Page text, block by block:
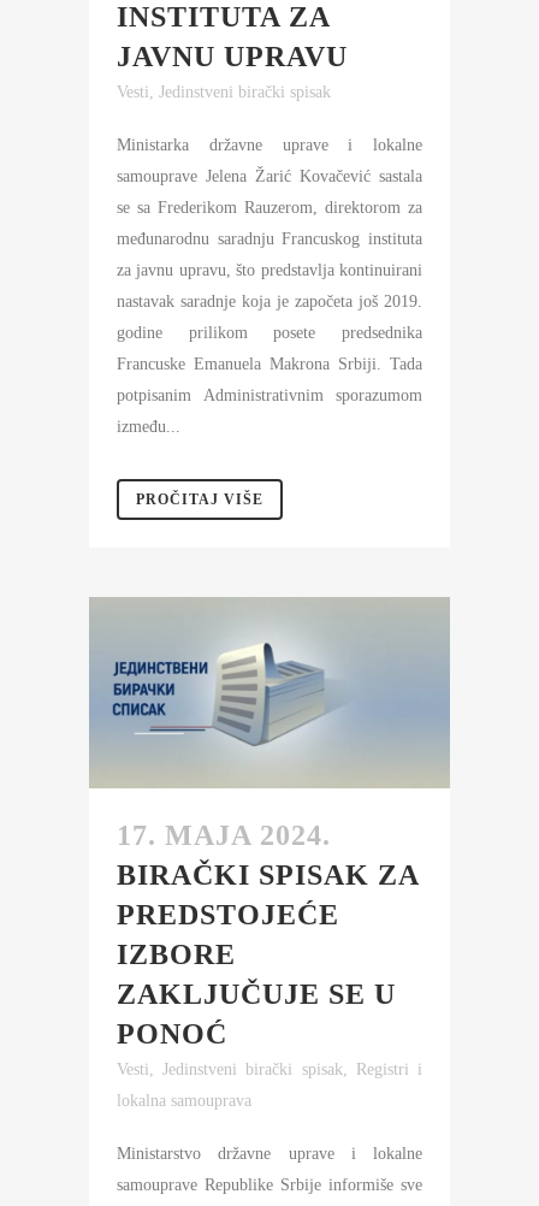
INSTITUTA ZA
JAVNU UPRAVU
Vesti, Jedinstveni birački spisak
Ministarka državne uprave i lokalne
samouprave Jelena Žarić Kovačević sastala
se sa Frederikom Rauzerom, direktorom za
međunarodnu saradnju Francuskog instituta
za javnu upravu, što predstavlja kontinuirani
nastavak saradnje koja je započeta još 2019.
godine prilikom posete predsednika
Francuske Emanuela Makrona Srbiji. Tada
potpisanim Administrativnim sporazumom
između...
PROČITAJ VIŠE
17. MAJA 2024.
BIRAČKI SPISAK ZA
PREDSTOJEĆE
IZBORE
ZAKLJUČUJE SE U
PONOĆ
Vesti,Jedinstveni birački spisak,
Registri i
lokalna samouprava
Ministarstvo državne uprave i lokalne
samouprave Republike Srbije informiše sve